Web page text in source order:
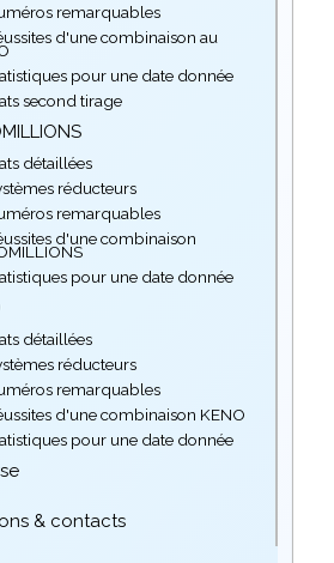
remarquables
d'une combinaison au
pour une date donnée
second tirage
détaillées
réducteurs
remarquables
d'une combinaison
pour une date donnée
détaillées
réducteurs
remarquables
d'une combinaison KENO
pour une date donnée
& contacts